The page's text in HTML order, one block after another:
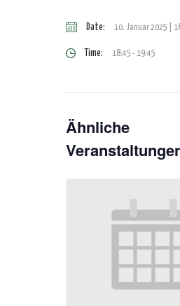
Date: 10. Januar 2025 |
Time: 18:45 - 19:45
Ähnliche